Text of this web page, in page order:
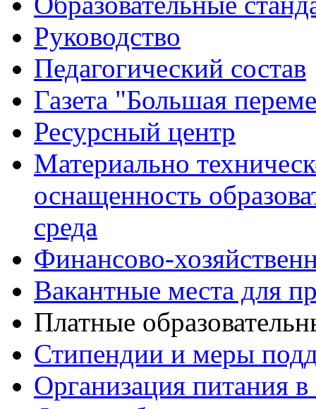
Руководство
Педагогический состав
Газета "Большая
Ресурсный центр
Материально
оснащенность
среда
Финансово-
Вакантные места для
Платные
Стипендии и меры
Организация питания в